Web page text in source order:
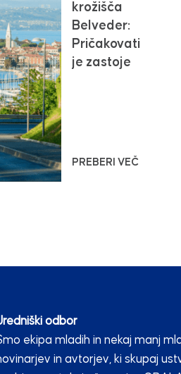
krožišča
Belveder:
Pričakovati
je zastoje
PREBERI VEČ
odbor
ekipa mladih in nekaj manj
in avtorjev, ki skupaj